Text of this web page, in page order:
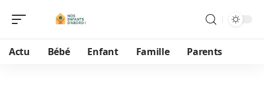
Actu Bébé Enfant Famille Parents